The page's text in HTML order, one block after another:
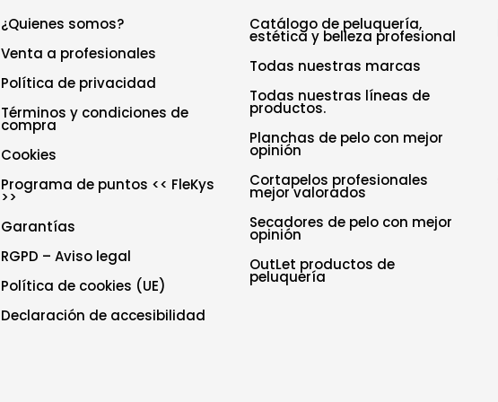
¿Quienes somos?
Venta a profesionales
Política de privacidad
Términos y condiciones de
compra
Cookies
Programa de puntos << FleKys
>>
Garantías
RGPD – Aviso legal
Política de cookies (UE)
Declaración de accesibilidad
Catálogo de peluquería,
estética y belleza profesional
Todas nuestras marcas
Todas nuestras líneas de
productos.
Planchas de pelo con mejor
opinión
Cortapelos profesionales
mejor valorados
Secadores de pelo con mejor
opinión
OutLet productos de
peluquería